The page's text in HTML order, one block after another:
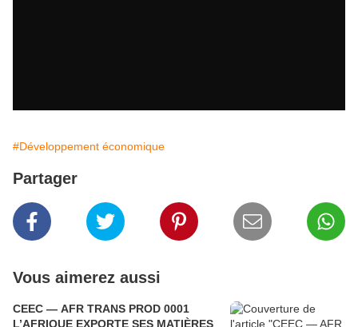
#Développement économique
Partager
Vous aimerez aussi
CEEC — AFR TRANS PROD 0001
L’AFRIQUE EXPORTE SES MATIÈRES